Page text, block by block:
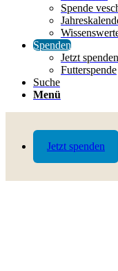
Jetzt spenden
Spende
Spenden
Jetzt spenden
Futterspende
Suche
Menü